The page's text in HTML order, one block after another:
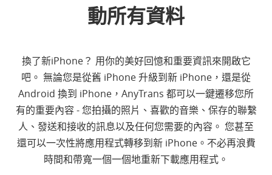
動所有資料
換了新iPhone？ 用你的美好回憶和重要資訊來開啟它
吧。 無論您是從舊 iPhone 升級到新 iPhone，還是從
Android 換到 iPhone，AnyTrans 都可以一鍵遷移您所
有的重要內容 - 您拍攝的照片、喜歡的音樂、保存的聯繫
人、發送和接收的訊息以及任何您需要的內容。 您甚至
還可以一次性將應用程式轉移到新 iPhone。不必再浪費
時間和帶寬一個一個地重新下載應用程式。